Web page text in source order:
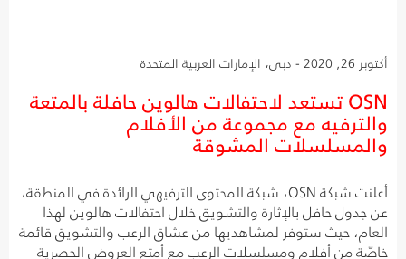
أكتوبر 26, 2020 - دبي، الإمارات العربية المتحدة
OSN تستعد لاحتفالات هالوين حافلة بالمتعة
والترفيه مع مجموعة من الأفلام
والمسلسلات المشوقة
أعلنت شبكة OSN، شبكة المحتوى الترفيهي الرائدة في المنطقة،
عن جدول حافل بالإثارة والتشويق خلال احتفالات هالوين لهذا
العام، حيث ستوفر لمشاهديها من عشاق الرعب والتشويق قائمة
خاصّة من أفلام ومسلسلات الرعب مع أمتع العروض الحصرية